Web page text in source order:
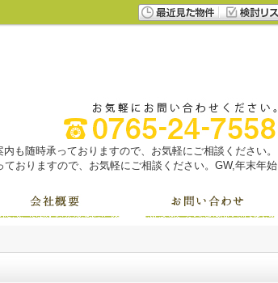
随時承っておりますので、お気軽にご相談ください。
おりますので、お気軽にご相談ください。GW,年末年始